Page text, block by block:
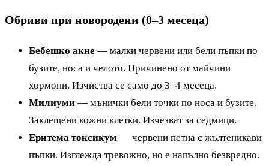
Обриви при новородени (0–3 месеца)
Бебешко акне — малки червени или бели пъпки по
бузите, носа и челото. Причинено от майчини
хормони. Изчиства се само до 3–4 месеца.
Милиуми — мънички бели точки по носа и бузите.
Заклещени кожни клетки. Изчезват за седмици.
Еритема токсикум — червени петна с жълтеникави
пъпки. Изглежда тревожно, но е напълно безвредно.